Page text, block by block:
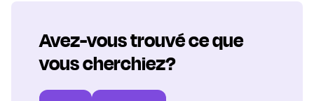
Avez-vous trouvé ce que
vous cherchiez?